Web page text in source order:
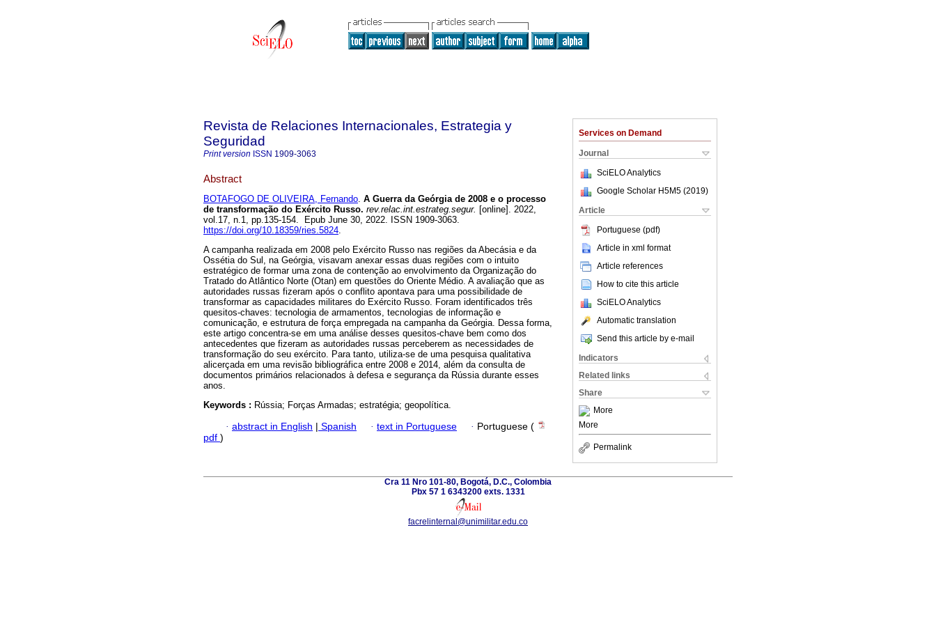
Services on Demand
Journal
SciELO Analytics
Google Scholar H5M5 (2019)
Article
Portuguese (pdf)
Article in xml format
Article references
How to cite this article
SciELO Analytics
Automatic translation
Send this article by e-mail
Indicators
Related links
Share
More
More
Permalink
Revista de Relaciones Internacionales, Estrategia y
Seguridad
Print version ISSN 1909-3063
Abstract
BOTAFOGO DE OLIVEIRA, Fernando. A Guerra da Geórgia de 2008 e o processo
de transformação do Exército Russo. rev.relac.int.estrateg.segur. [online]. 2022,
vol.17, n.1, pp.135-154. Epub June 30, 2022. ISSN 1909-3063.
https://doi.org/10.18359/ries.5824.
A campanha realizada em 2008 pelo Exército Russo nas regiões da Abecásia e da
Ossétia do Sul, na Geórgia, visavam anexar essas duas regiões com o intuito
estratégico de formar uma zona de contenção ao envolvimento da Organização do
Tratado do Atlântico Norte (Otan) em questões do Oriente Médio. A avaliação que as
autoridades russas fizeram após o conflito apontava para uma possibilidade de
transformar as capacidades militares do Exército Russo. Foram identificados três
quesitos-chaves: tecnologia de armamentos, tecnologias de informação e
comunicação, e estrutura de força empregada na campanha da Geórgia. Dessa forma,
este artigo concentra-se em uma análise desses quesitos-chave bem como dos
antecedentes que fizeram as autoridades russas perceberem as necessidades de
transformação do seu exército. Para tanto, utiliza-se de uma pesquisa qualitativa
alicerçada em uma revisão bibliográfica entre 2008 e 2014, além da consulta de
documentos primários relacionados à defesa e segurança da Rússia durante esses
anos.
Keywords : Rússia; Forças Armadas; estratégia; geopolítica.
· abstract in English | Spanish · text in Portuguese · Portuguese (
pdf )
Cra 11 Nro 101-80, Bogotá, D.C., Colombia
Pbx 57 1 6343200 exts. 1331
facrelinternal@unimilitar.edu.co